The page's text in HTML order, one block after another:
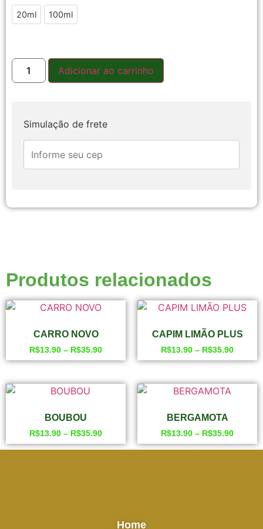
20ml
20ml 100ml
Adicionar ao carrinho
Simulação de frete
Produtos relacionados
CARRO NOVO
R$13.90 – R$35.90
CAPIM LIMÃO PLUS
R$13.90 – R$35.90
BOUBOU
R$13.90 – R$35.90
BERGAMOTA
R$13.90 – R$35.90
Home